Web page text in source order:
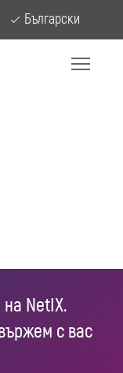
Български
NetIX.
с вас